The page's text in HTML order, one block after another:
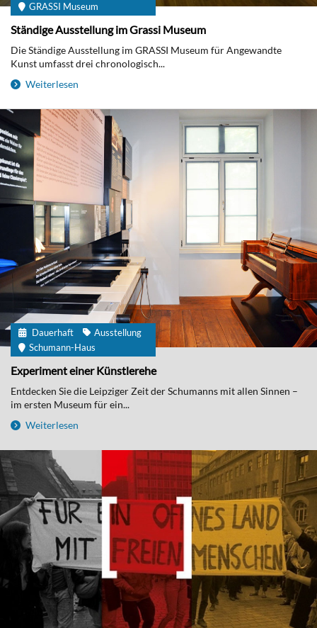
GRASSI Museum
Ständige Ausstellung im Grassi Museum
Die Ständige Ausstellung im GRASSI Museum für Angewandte
Kunst umfasst drei chronologisch...
Weiterlesen
Dauerhaft
Ausstellung
Schumann-Haus
Experiment einer Künstlerehe
Entdecken Sie die Leipziger Zeit der Schumanns mit allen Sinnen –
im ersten Museum für ein...
Weiterlesen